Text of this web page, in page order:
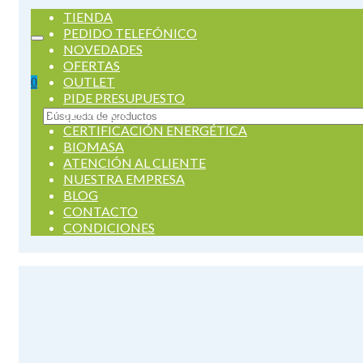
0
Buscar
por:
TIENDA
PEDIDO TELEFÓNICO
NOVEDADES
OFERTAS
OUTLET
PIDE PRESUPUESTO
SERVICIOS
CERTIFICACIÓN ENERGÉTICA
BIOMASA
ATENCIÓN AL CLIENTE
NUESTRA EMPRESA
BLOG
CONTACTO
CONDICIONES